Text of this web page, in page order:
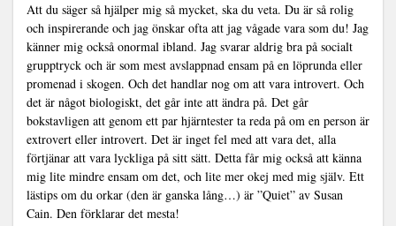
Att du säger så hjälper mig så mycket, ska du veta. Du är så rolig
och inspirerande och jag önskar ofta att jag vågade vara som du! Jag
känner mig också onormal ibland. Jag svarar aldrig bra på socialt
grupptryck och är som mest avslappnad ensam på en löprunda eller
promenad i skogen. Och det handlar nog om att vara introvert. Och
det är något biologiskt, det går inte att ändra på. Det går
bokstavligen att genom ett par hjärntester ta reda på om en person är
extrovert eller introvert. Det är inget fel med att vara det, alla
förtjänar att vara lyckliga på sitt sätt. Detta får mig också att känna
mig lite mindre ensam om det, och lite mer okej med mig själv. Ett
lästips om du orkar (den är ganska lång…) är ”Quiet” av Susan
Cain. Den förklarar det mesta!